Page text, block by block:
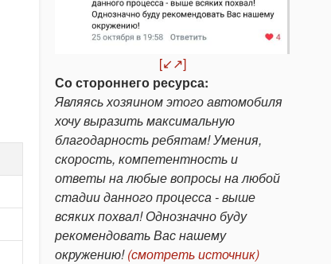
[↙↗]
Со стороннего ресурса:
Являясь хозяином этого автомобиля
хочу выразить максимальную
благодарность ребятам! Умения,
скорость, компетентность и
ответы на любые вопросы на любой
стадии данного процесса - выше
всяких похвал! Однозначно буду
рекомендовать Вас нашему
окружению!(смотреть источник)